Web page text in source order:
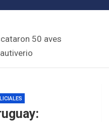
50 aves